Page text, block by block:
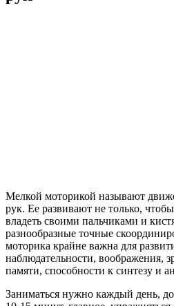
Мелкой моторикой называют
рук. Ее развивают не только,
владеть своими пальчиками и
разнообразные точные
моторика крайне важна для
наблюдательности, воображения,
памяти, способности к синтезу и
Заниматься нужно каждый день,